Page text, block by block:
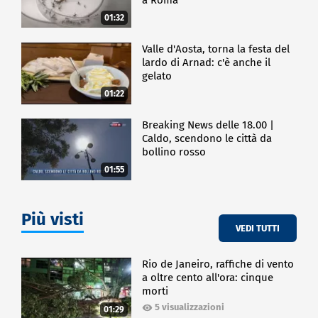
01:32
01:22
Valle d'Aosta, torna la festa del
lardo di Arnad: c'è anche il
gelato
01:55
Breaking News delle 18.00 |
Caldo, scendono le città da
bollino rosso
Più visti VEDI TUTTI
01:29
Rio de Janeiro, raffiche di vento
a oltre cento all'ora: cinque
morti
5 visualizzazioni